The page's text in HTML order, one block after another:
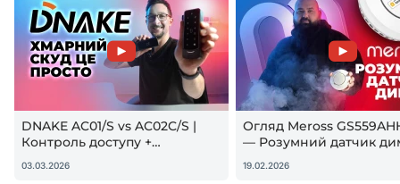
DNAKE AC01/S vs AC02C/S |
Контроль доступу +
гостьовий QR — реальна
настройка
03.03.2026
Огляд Meross
— Розумний датчик
Apple HomeKit! Чи
купувати?
19.02.2026